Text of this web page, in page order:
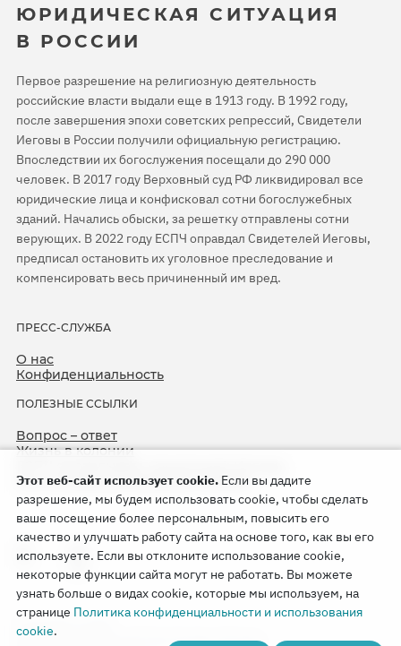
ЮРИДИЧЕСКАЯ СИТУАЦИЯ
В РОССИИ
Первое разрешение на религиозную деятельность
российские власти выдали еще в 1913 году. В 1992 году,
после завершения эпохи советских репрессий, Свидетели
Иеговы в России получили официальную регистрацию.
Впоследствии их богослужения посещали до 290 000
человек. В 2017 году Верховный суд РФ ликвидировал все
юридические лица и конфисковал сотни богослужебных
зданий. Начались обыски, за решетку отправлены сотни
верующих. В 2022 году ЕСПЧ оправдал Свидетелей Иеговы,
предписал остановить их уголовное преследование и
компенсировать весь причиненный им вред.
ПРЕСС-СЛУЖБА
О нас
Конфиденциальность
ПОЛЕЗНЫЕ ССЫЛКИ
Вопрос – ответ
Жизнь в колонии
75-я годовщина операции «Север»
Copyright © 2026
Watch Tower Bible and Tract Society of Korea.
Этот веб-сайт использует cookie. Если вы дадите
разрешение, мы будем использовать cookie, чтобы сделать
ваше посещение более персональным, повысить его
качество и улучшать работу сайта на основе того, как вы его
используете. Если вы отклоните использование cookie,
некоторые функции сайта могут не работать. Вы можете
узнать больше о видах cookie, которые мы используем, на
странице Политика конфиденциальности и использования
cookie.